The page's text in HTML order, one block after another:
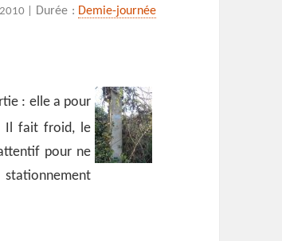
| Durée : Demie-journée
: elle a pour
Il fait froid, le
pour ne